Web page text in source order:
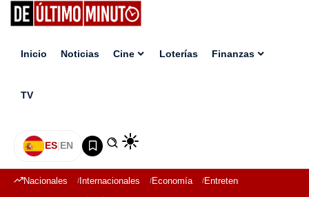
Inicio Noticias Cine Loterías Finanzas
TV
ES|EN
Nacionales Internacionales Economía Entretenimiento